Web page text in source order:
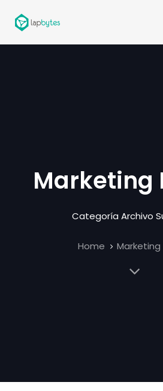
links
Marketing
Categoría Archivo
Home Marketing